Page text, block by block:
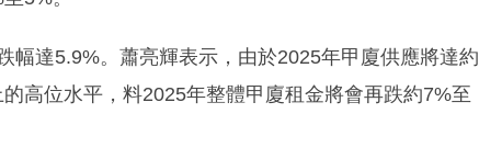
幅達5.9%。蕭亮輝表示，由於2025年甲廈供應將達約
高位水平，料2025年整體甲廈租金將會再跌約7%至